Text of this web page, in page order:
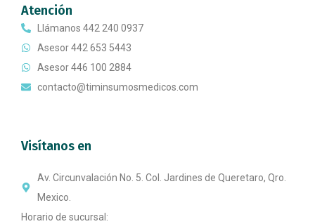
Atención
Llámanos 442 240 0937
Asesor 442 653 5443
Asesor 446 100 2884
contacto@timinsumosmedicos.com
Visítanos en
Av. Circunvalación No. 5. Col. Jardines de Queretaro, Qro.
Mexico.
Horario de sucursal: